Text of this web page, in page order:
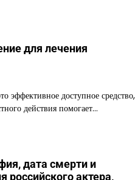
для лечения
эффективное доступное средство,
действия помогает…
дата смерти и
актера,